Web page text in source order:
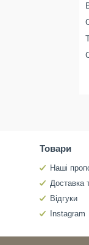
Товари
Наші
Доставка
Відгуки
Instagram